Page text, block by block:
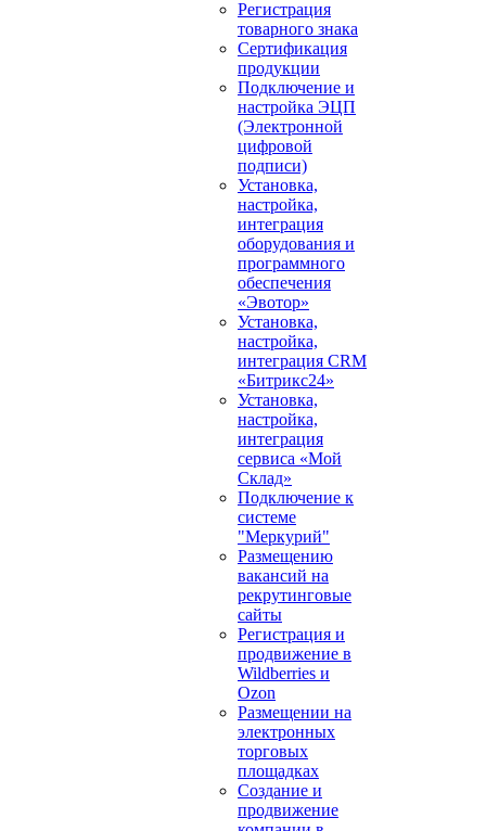
Регистрация
товарного знака
Сертификация
продукции
Подключение и
настройка ЭЦП
(Электронной
цифровой
подписи)
Установка,
настройка,
интеграция
оборудования и
программного
обеспечения
«Эвотор»
Установка,
настройка,
интеграция CRM
«Битрикс24»
Установка,
настройка,
интеграция
сервиса «Мой
Склад»
Подключение к
системе
"Меркурий"
Размещению
вакансий на
рекрутинговые
сайты
Регистрация и
продвижение в
Wildberries и
Ozon
Размещении на
электронных
торговых
площадках
Создание и
продвижение